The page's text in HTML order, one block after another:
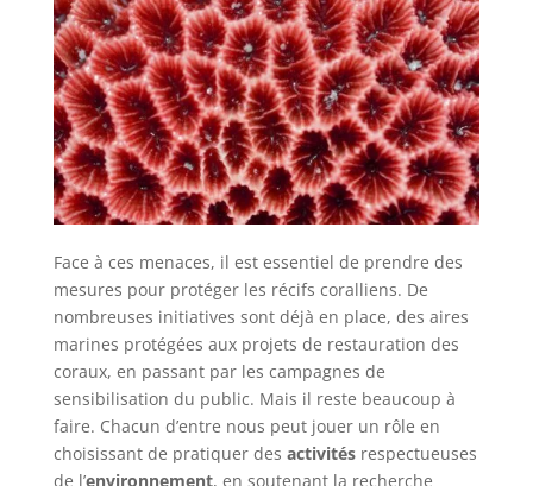
Face à ces menaces, il est essentiel de prendre des
mesures pour protéger les récifs coralliens. De
nombreuses initiatives sont déjà en place, des aires
marines protégées aux projets de restauration des
coraux, en passant par les campagnes de
sensibilisation du public. Mais il reste beaucoup à
faire. Chacun d’entre nous peut jouer un rôle en
choisissant de pratiquer des activitésrespectueuses
de l’environnement, en soutenant la recherche